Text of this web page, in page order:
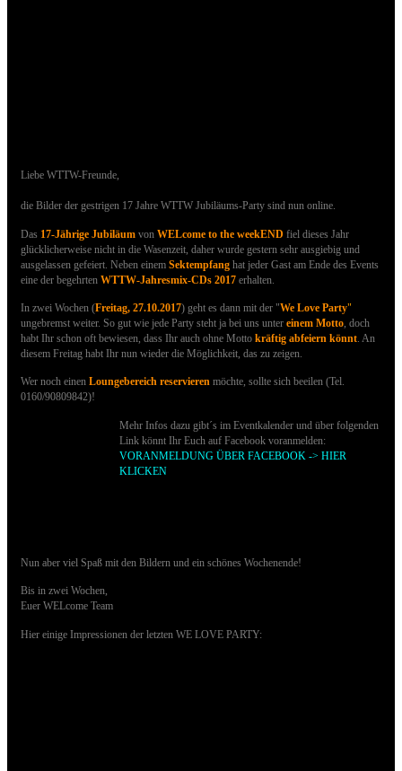
Liebe WTTW-Freunde,
die Bilder der gestrigen 17 Jahre WTTW Jubiläums-Party sind nun online.
Das 17-Jährige Jubiläum von WELcome to the weekEND fiel dieses Jahr
glücklicherweise nicht in die Wasenzeit , daher wurde gestern sehr ausgiebig und
ausgelassen gefeiert. Neben einem Sektempfang hat jeder Gast am Ende des Events
eine der begehrten WTTW-Jahresmix-CDs 2017 erhalten.
In zwei Wochen (Freitag, 27.10.2017) geht es dann mit der "We Love Party"
ungebremst weiter. So gut wie jede Party steht ja bei uns unter einem Motto, doch
habt Ihr schon oft bewiesen, dass Ihr auch ohne Motto kräftig abfeiern könnt. An
diesem Freitag habt Ihr nun wieder die Möglichkeit, das zu zeigen.
Wer noch einen Loungebereich reservieren möchte, sollte sich beeilen (Tel.
0160/90809842)!
Mehr Infos dazu gibt´s im Eventkalender und über folgenden
Link könnt Ihr Euch auf Facebook voranmelden:
VORANMELDUNG ÜBER FACEBOOK -> HIER
KLICKEN
Nun aber viel Spaß mit den Bildern und ein schönes Wochenende!
Bis in zwei Wochen,
Euer WELcome Team
Hier einige Impressionen der letzten WE LOVE PARTY: